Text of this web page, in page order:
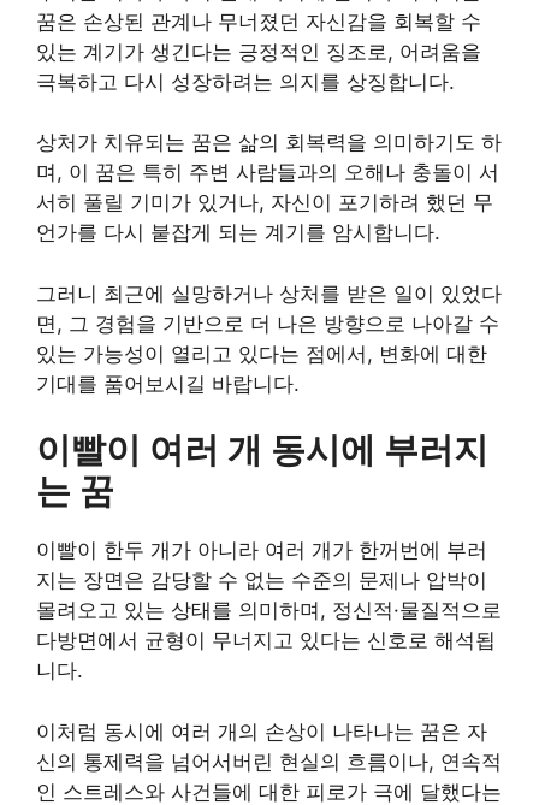
꿈은 손상된 관계나 무너졌던 자신감을 회복할 수
있는 계기가 생긴다는 긍정적인 징조로, 어려움을
극복하고 다시 성장하려는 의지를 상징합니다.
상처가 치유되는 꿈은 삶의 회복력을 의미하기도 하
며, 이 꿈은 특히 주변 사람들과의 오해나 충돌이 서
서히 풀릴 기미가 있거나, 자신이 포기하려 했던 무
언가를 다시 붙잡게 되는 계기를 암시합니다.
그러니 최근에 실망하거나 상처를 받은 일이 있었다
면, 그 경험을 기반으로 더 나은 방향으로 나아갈 수
있는 가능성이 열리고 있다는 점에서, 변화에 대한
기대를 품어보시길 바랍니다.
이빨이 여러 개 동시에 부러지
는 꿈
이빨이 한두 개가 아니라 여러 개가 한꺼번에 부러
지는 장면은 감당할 수 없는 수준의 문제나 압박이
몰려오고 있는 상태를 의미하며, 정신적·물질적으로
다방면에서 균형이 무너지고 있다는 신호로 해석됩
니다.
이처럼 동시에 여러 개의 손상이 나타나는 꿈은 자
신의 통제력을 넘어서버린 현실의 흐름이나, 연속적
인 스트레스와 사건들에 대한 피로가 극에 달했다는